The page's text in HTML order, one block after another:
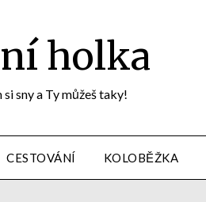
holka
sny a Ty můžeš taky!
CESTOVÁNÍ KOLOBĚŽKA